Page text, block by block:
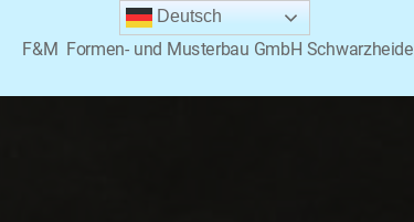
F&M Formen- und Musterbau GmbH Schwarzheide
Deutsch